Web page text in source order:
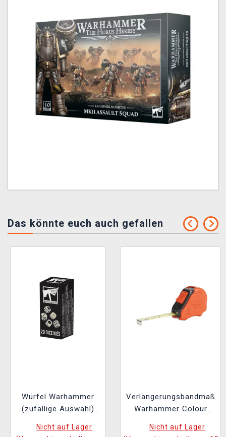
Das könnte euch auch gefallen
Würfel Warhammer
(zufällige Auswahl)
Nicht auf Lager
Verlängerungsbandmaß
Warhammer Colour
Nicht auf Lager